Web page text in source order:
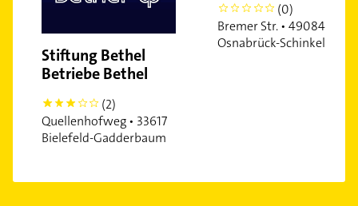
Stiftung Bethel
Betriebe Bethel
3
(2)
Quellenhofweg • 33617
Bielefeld-Gadderbaum
0
(0)
Bremer Str. • 49084
Osnabrück-Schinkel